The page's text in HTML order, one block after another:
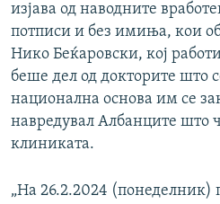
изјава од наводните
потписи и без имиња, кои
Нико Беќаровски, кој
беше дел од докторите што
национална основа им се
навредувал Албанците што
клиниката.
„На 26.2.2024 (понеделник)